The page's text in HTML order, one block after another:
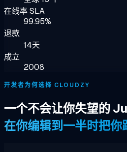
在线率 SLA
99.95%
退款
14天
成立
2008
开发者为何选择 CLOUDZY
一个不会让你失望的
在你编辑到一半时把你